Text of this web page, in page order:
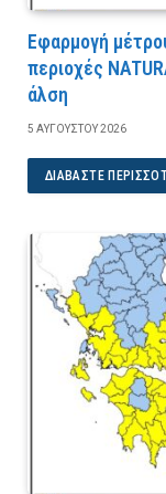
Εφαρμογή
περιοχές
άλση
5 ΑΥΓΟΎΣΤΟΥ 2026
ΔΙΑΒΆΣΤΕ